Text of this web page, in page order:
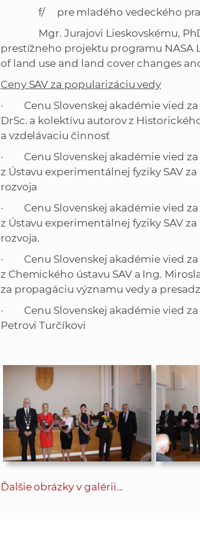
f/ pre mladého vedeckého
Mgr. Jurajovi Lieskovskému,
prestížneho projektu programu NASA
of land use and land cover changes
Ceny SAV za popularizáciu vedy
· Cenu Slovenskej akadémie vied za
DrSc. a kolektívu autorov z
a vzdelávaciu činnosť
· Cenu Slovenskej akadémie vied za
z Ústavu experimentálnej fyziky SAV
rozvoja
· Cenu Slovenskej akadémie vied za
z Ústavu experimentálnej fyziky SAV
rozvoja.
· Cenu Slovenskej akadémie vied za
z Chemického ústavu SAV a Ing.
za propagáciu významu vedy a
· Cenu Slovenskej akadémie vied za
Petrovi Turčíkovi
Ďalšie obrázky v galérii...